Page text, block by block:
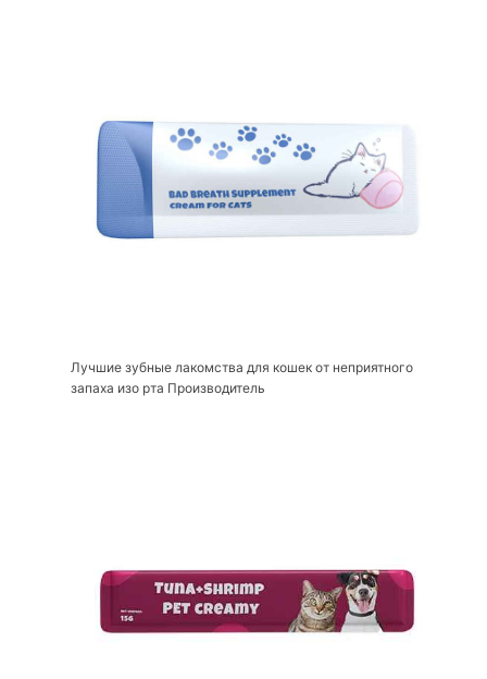
Лучшие зубные лакомства для кошек от неприятного
запаха изо рта Производитель